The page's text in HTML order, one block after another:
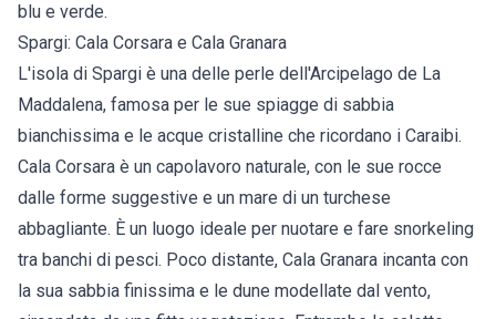
blu e verde.
Spargi: Cala Corsara e Cala Granara
L'isola di Spargi è una delle perle dell'Arcipelago de La
Maddalena, famosa per le sue spiagge di sabbia
bianchissima e le acque cristalline che ricordano i Caraibi.
Cala Corsara è un capolavoro naturale, con le sue rocce
dalle forme suggestive e un mare di un turchese
abbagliante. È un luogo ideale per nuotare e fare snorkeling
tra banchi di pesci. Poco distante, Cala Granara incanta con
la sua sabbia finissima e le dune modellate dal vento,